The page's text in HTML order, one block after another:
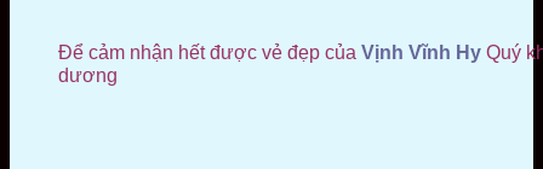
Để cảm nhận hết được vẻ đẹp của Vịnh Vĩnh Hy Quý
dương